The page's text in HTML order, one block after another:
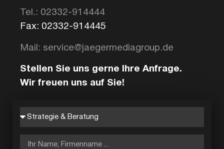
Tel.: 02332-914444
Fax: 02332-914445
Mail: service@jaegermediagroup.de
Stellen Sie uns gerne Ihre Anfrage.
Wir freuen uns auf Sie!